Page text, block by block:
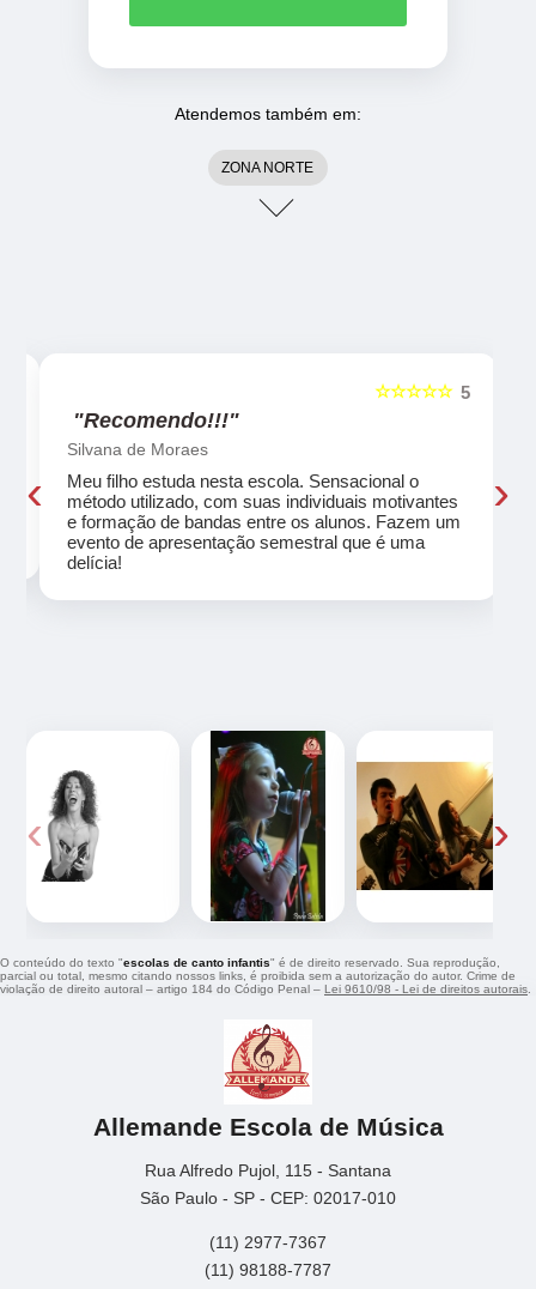
Atendemos também em:
ZONA NORTE
5
☆☆☆☆☆
"Recomendo!!!"
Silvana de Moraes
Meu filho estuda nesta escola. Sensacional o
método utilizado, com suas individuais motivantes
e formação de bandas entre os alunos. Fazem um
evento de apresentação semestral que é uma
delícia!
‹ ›
‹ ›
O conteúdo do texto "escolas de canto infantis" é de direito reservado. Sua reprodução,
parcial ou total, mesmo citando nossos links, é proibida sem a autorização do autor. Crime de
violação de direito autoral – artigo 184 do Código Penal – Lei 9610/98 - Lei de direitos autorais
Allemande Escola de Música
Rua Alfredo Pujol, 115 - Santana
São Paulo - SP - CEP: 02017-010
(11) 2977-7367
(11) 98188-7787